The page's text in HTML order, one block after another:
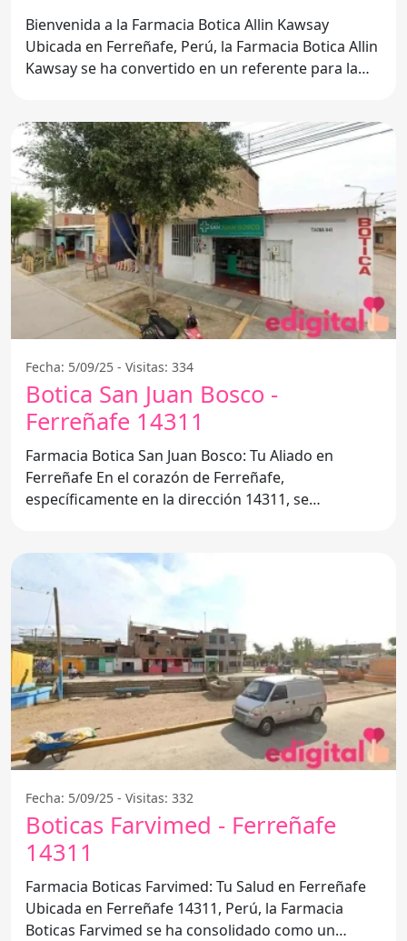
Bienvenida a la Farmacia Botica Allin Kawsay
Ubicada en Ferreñafe, Perú, la Farmacia Botica Allin
Kawsay se ha convertido en un referente para la
Fecha: 5/09/25 - Visitas: 334
Botica San Juan Bosco -
Ferreñafe 14311
Farmacia Botica San Juan Bosco: Tu Aliado en
Ferreñafe En el corazón de Ferreñafe,
específicamente en la dirección 14311, se
Fecha: 5/09/25 - Visitas: 332
Boticas Farvimed - Ferreñafe
14311
Farmacia Boticas Farvimed: Tu Salud en Ferreñafe
Ubicada en Ferreñafe 14311, Perú, la Farmacia
Boticas Farvimed se ha consolidado como un